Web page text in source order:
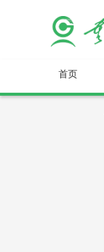
首页